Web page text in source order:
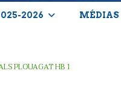
2026 MÉDIAS
PLOUAGAT HB 1